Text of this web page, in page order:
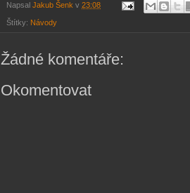
Napsal Jakub Šenk v 23:08
Štítky: Návody
Žádné komentáře:
Okomentovat